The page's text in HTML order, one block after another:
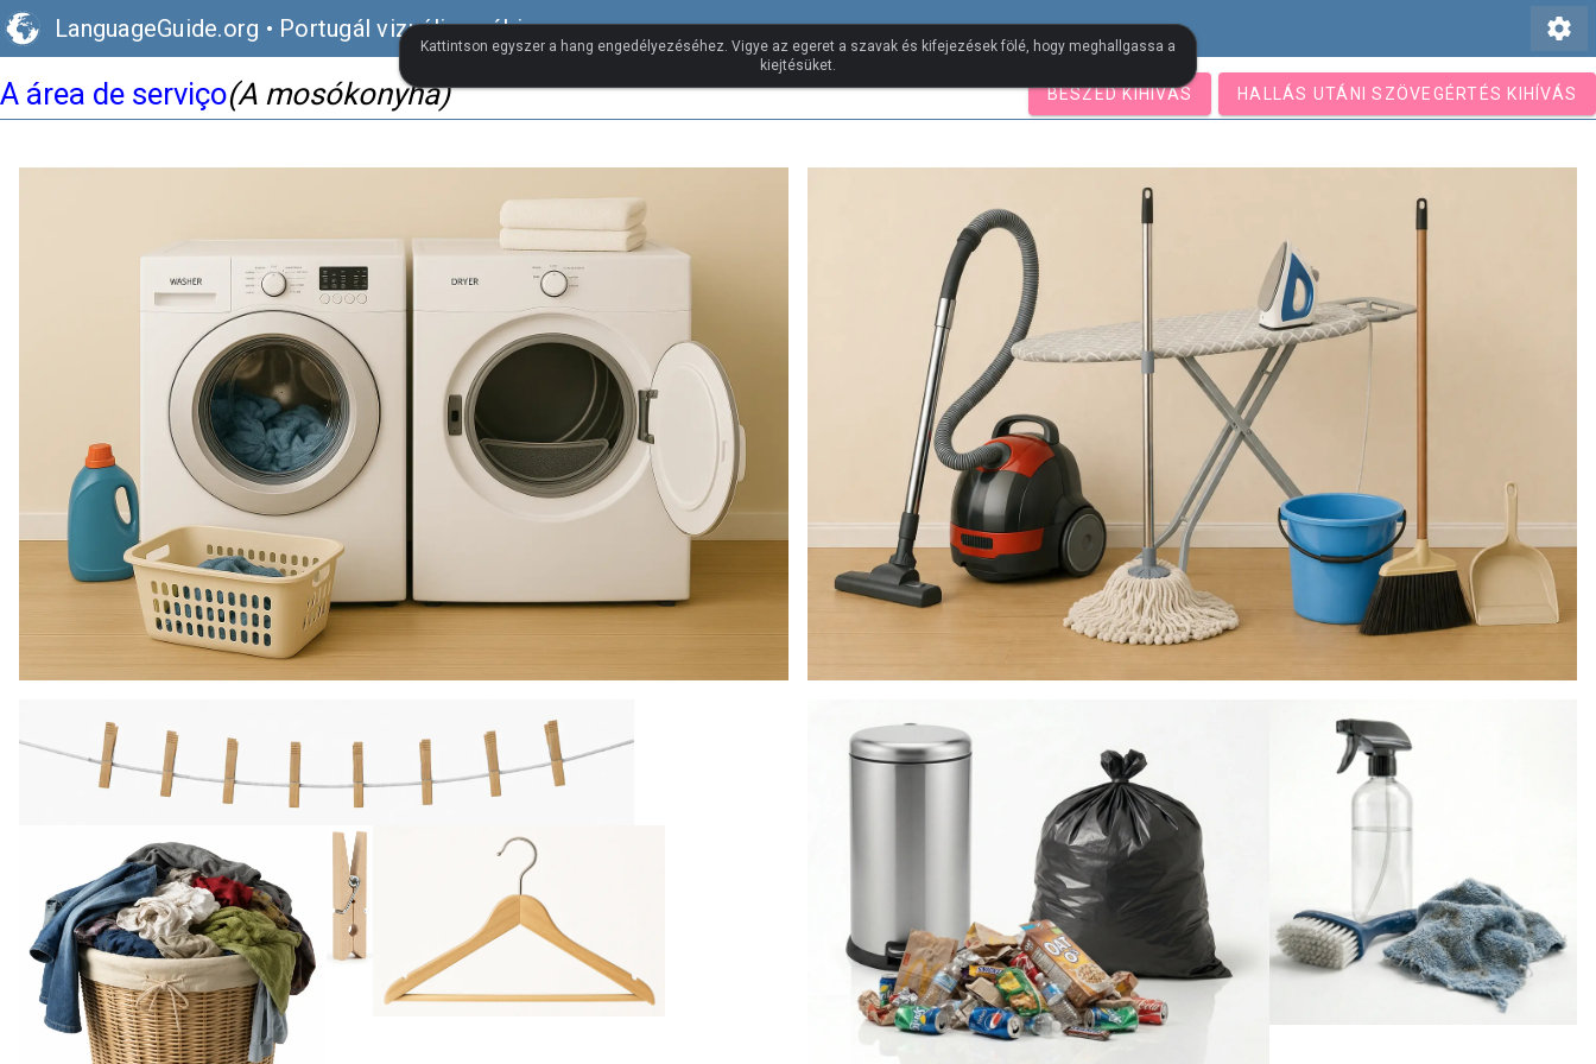
LanguageGuide.org • Portugál vizuális szókincs settings
A área de serviço(A mosókonyha) BESZÉD KIHÍVÁS HALLÁS UTÁNI SZÖVEGÉRTÉS KIHÍVÁS
Kattintson egyszer a hang engedélyezéséhez. Vigye az egeret a szavak és kifejezések fölé, hogy meghallgassa a
kiejtésüket.